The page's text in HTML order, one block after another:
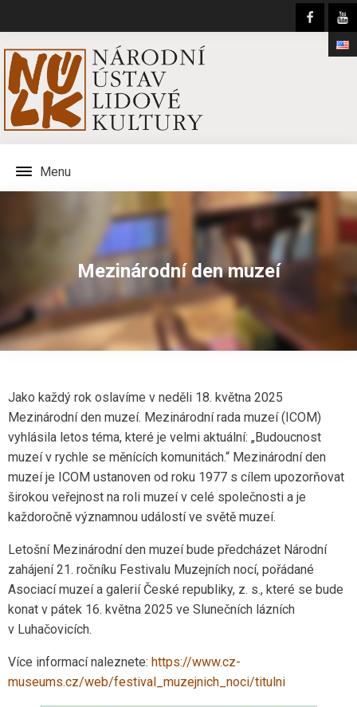
Menu
Mezinárodní den muzeí
Jako každý rok oslavíme v neděli 18. května 2025
Mezinárodní den muzeí. Mezinárodní rada muzeí (ICOM)
vyhlásila letos téma, které je velmi aktuální: „Budoucnost
muzeí v rychle se měnících komunitách.“ Mezinárodní den
muzeí je ICOM ustanoven od roku 1977 s cílem upozorňovat
širokou veřejnost na roli muzeí v celé společnosti a je
každoročně významnou událostí ve světě muzeí.
Letošní Mezinárodní den muzeí bude předcházet Národní
zahájení 21. ročníku Festivalu Muzejních nocí, pořádané
Asociací muzeí a galerií České republiky, z. s., které se bude
konat v pátek 16. května 2025 ve Slunečních lázních
v Luhačovicích.
Více informací naleznete: https://www.cz-
museums.cz/web/festival_muzejnich_noci/titulni